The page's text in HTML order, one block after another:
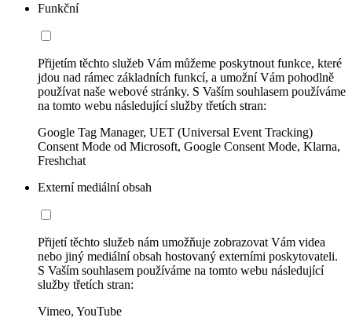
Funkční
Přijetím těchto služeb Vám můžeme poskytnout funkce, které
jdou nad rámec základních funkcí, a umožní Vám pohodlně
používat naše webové stránky. S Vaším souhlasem používáme
na tomto webu následující služby třetích stran:
Google Tag Manager, UET (Universal Event Tracking)
Consent Mode od Microsoft, Google Consent Mode, Klarna,
Freshchat
Externí mediální obsah
Přijetí těchto služeb nám umožňuje zobrazovat Vám videa
nebo jiný mediální obsah hostovaný externími poskytovateli.
S Vaším souhlasem používáme na tomto webu následující
služby třetích stran:
Vimeo, YouTube